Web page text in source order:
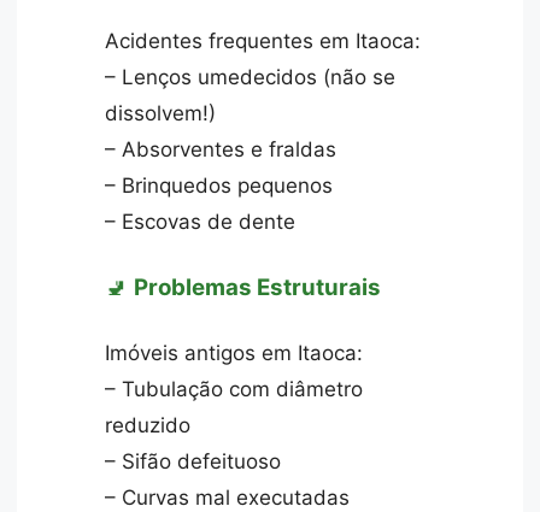
Acidentes frequentes em Itaoca:
– Lenços umedecidos (não se
dissolvem!)
– Absorventes e fraldas
– Brinquedos pequenos
– Escovas de dente
🚽 Problemas Estruturais
Imóveis antigos em Itaoca:
– Tubulação com diâmetro
reduzido
– Sifão defeituoso
– Curvas mal executadas